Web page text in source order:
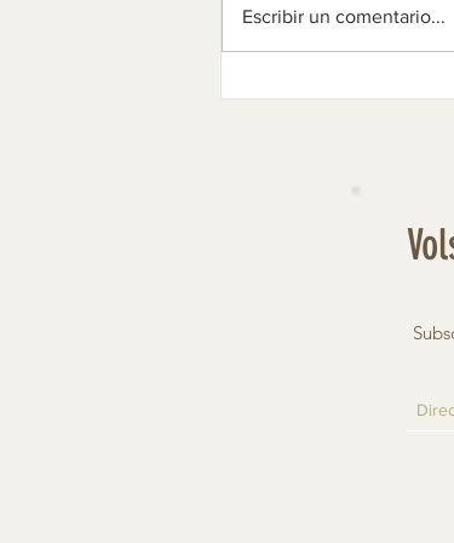
Escribir un comentario...